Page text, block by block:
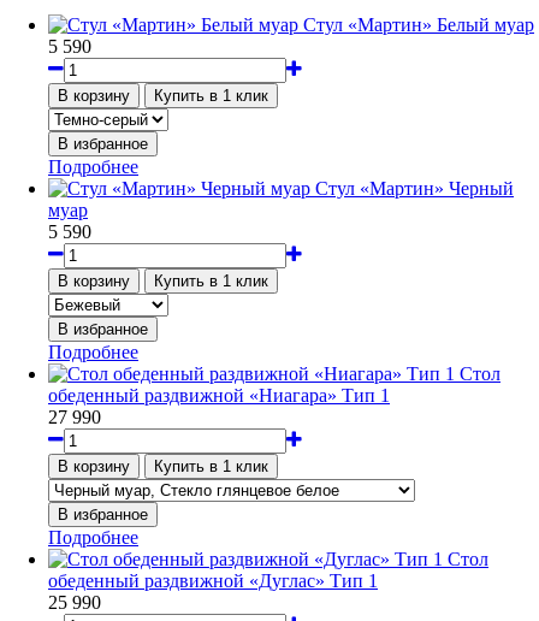
Стул «Мартин» Белый муар
5 590
Подробнее
Стул «Мартин» Черный
муар
5 590
Подробнее
Стол
обеденный раздвижной «Ниагара» Тип 1
27 990
Подробнее
Стол
обеденный раздвижной «Дуглас» Тип 1
25 990